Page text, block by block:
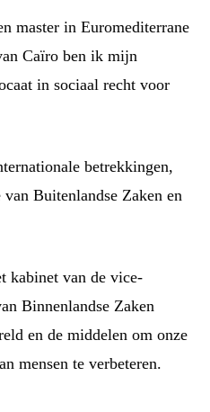
master in Euromediterrane
Caïro ben ik mijn
in sociaal recht voor
betrekkingen,
Buitenlandse Zaken en
kabinet van de vice-
Binnenlandse Zaken
en de middelen om onze
mensen te verbeteren.